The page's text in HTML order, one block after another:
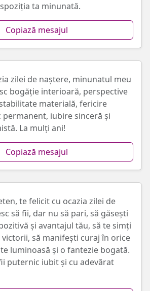
ta minunată.
Copiază mesajul
zilei de naștere, minunatul meu
bogăție interioară, perspective
materială, fericire
permanent, iubire sinceră și
La mulți ani!
Copiază mesajul
te felicit cu ocazia zilei de
să fii, dar nu să pari, să găsești
și avantajul tău, să te simți
să manifești curaj în orice
luminoasă și o fantezie bogată.
puternic iubit și cu adevărat